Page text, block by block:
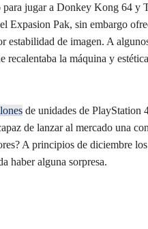
para jugar a Donkey Kong 64 y
Expasion Pak, sin embargo
estabilidad de imagen. A
recalentaba la máquina y
de unidades de PlayStation
de lanzar al mercado una
A principios de diciembre
haber alguna sorpresa.